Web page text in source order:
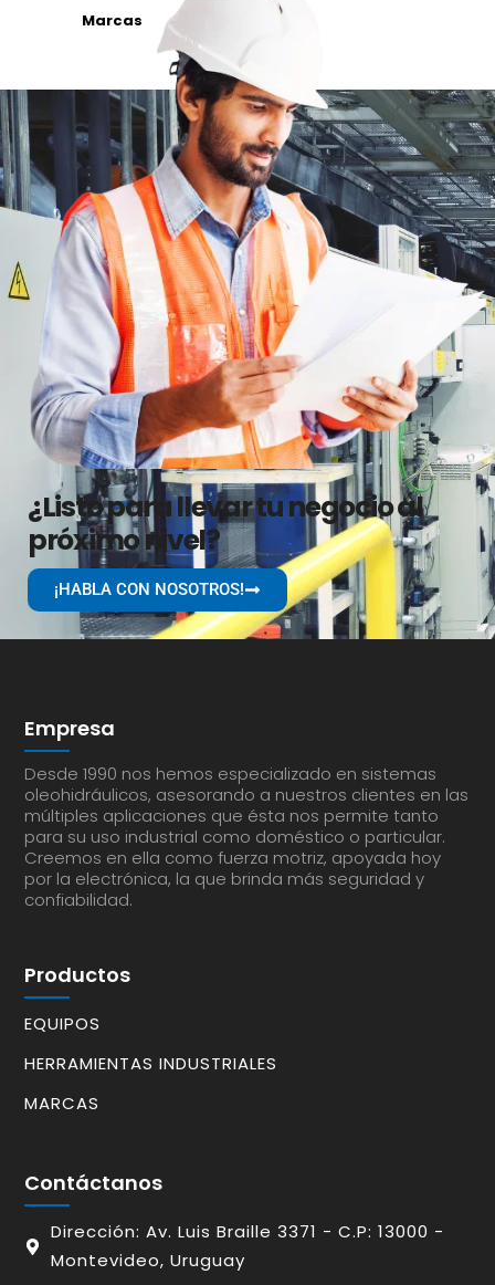
Marcas
¿Listo para llevar tu negocio al
próximo nivel?
¡HABLA CON NOSOTROS!
Empresa
Desde 1990 nos hemos especializado en sistemas
oleohidráulicos, asesorando a nuestros clientes en las
múltiples aplicaciones que ésta nos permite tanto
para su uso industrial como doméstico o particular.
Creemos en ella como fuerza motriz, apoyada hoy
por la electrónica, la que brinda más seguridad y
confiabilidad.
Productos
EQUIPOS
HERRAMIENTAS INDUSTRIALES
MARCAS
Contáctanos
Dirección: Av. Luis Braille 3371 - C.P: 13000 -
Montevideo, Uruguay